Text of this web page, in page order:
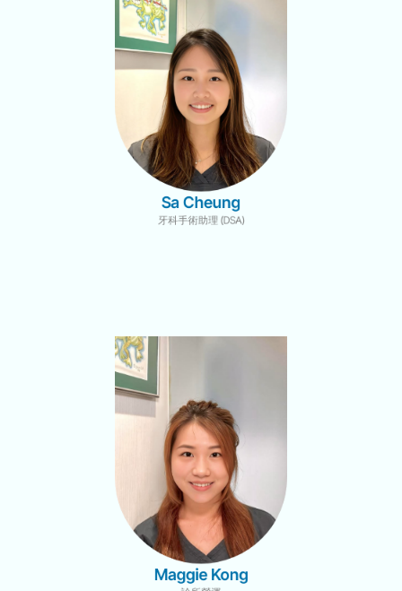
Sa Cheung
牙科手術助理 (DSA)
Maggie Kong